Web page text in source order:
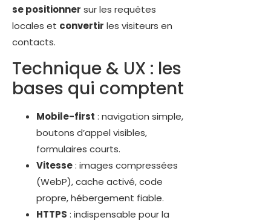
se positionner sur les requêtes
locales et convertir les visiteurs en
contacts.
Technique & UX : les
bases qui comptent
Mobile-first : navigation simple,
boutons d’appel visibles,
formulaires courts.
Vitesse: images compressées
(WebP), cache activé, code
propre, hébergement fiable.
HTTPS : indispensable pour la